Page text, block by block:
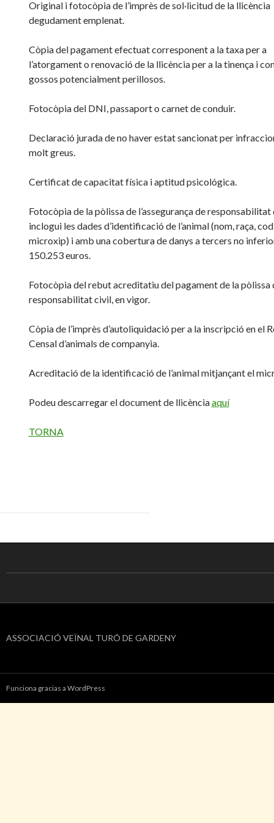
Original i fotocòpia de l’imprès de sol·licitud de la llicència
degudament emplenat.
Còpia del pagament efectuat corresponent a la taxa per a
l’atorgament o renovació de la llicència per a la tinença i
gossos potencialment perillosos.
Fotocòpia del DNI, passaport o carnet de conduir.
Declaració jurada de no haver estat sancionat per
molt greus.
Certificat de capacitat física i aptitud psicológica.
Fotocòpia de la pòlissa de l’assegurança de responsabilitat
inclogui les dades d’identificació de l’animal (nom, raça,
microxip) i amb una cobertura de danys a tercers no
150.253 euros.
Fotocòpia del rebut acreditatiu del pagament de la pòlissa
responsabilitat civil, en vigor.
Còpia de l’imprès d’autoliquidació per a la inscripció en el
Censal d’animals de companyia.
Acreditació de la identificació de l’animal mitjançant el
Podeu descarregar el document de llicènciaaquí
TORNA
ASSOCIACIÓ VEÏNAL TURÓ DE GARDENY
Funciona gracias a WordPress